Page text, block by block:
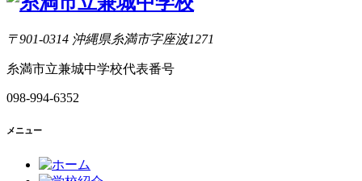
〒901-0314 沖縄県糸満市字座波1271
糸満市立兼城中学校代表番号
098-994-6352
メニュー